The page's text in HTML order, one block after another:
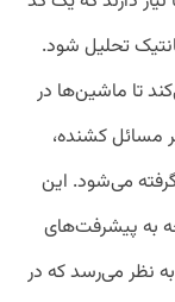
تحلیل شود.
تا ماشین‌ها در
مسائل کشنده،
می‌شود. این
به پیشرفت‌های
نظر می‌رسد که در